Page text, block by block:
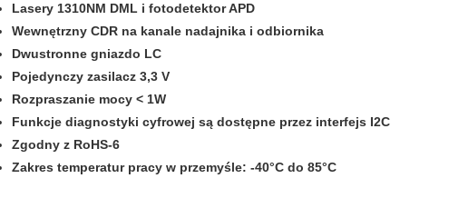
Lasery 1310NM DML i fotodetektor APD
Wewnętrzny CDR na kanale nadajnika i odbiornika
Dwustronne gniazdo LC
Pojedynczy zasilacz 3,3 V
Rozpraszanie mocy < 1W
Funkcje diagnostyki cyfrowej są dostępne przez interfejs I2C
Zgodny z RoHS-6
Zakres temperatur pracy w przemyśle: -40°C do 85°C